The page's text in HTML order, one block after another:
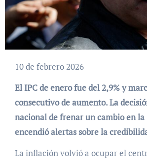
10 de febrero 2026
El IPC de enero fue del 2,9% y
consecutivo de aumento. La
nacional de frenar un cambio en
encendió alertas sobre la
La inflación volvió a ocupar el